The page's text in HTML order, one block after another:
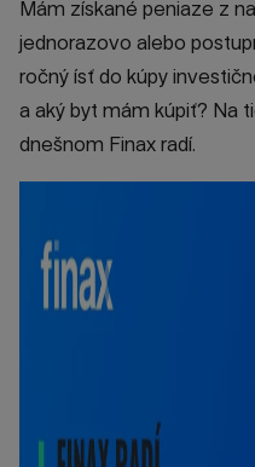
Mám získané peniaze z
jednorazovo alebo
ročný ísť do kúpy
a aký byt mám kúpiť? Na
dnešnom Finax radí.